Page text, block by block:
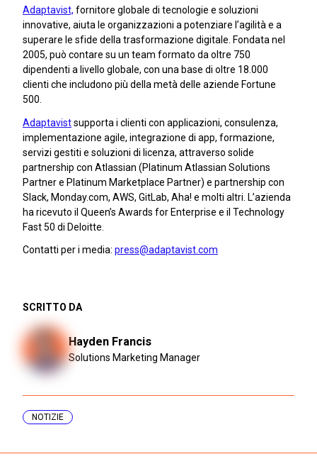
Adaptavist, fornitore globale di tecnologie e soluzioni
innovative, aiuta le organizzazioni a potenziare l’agilità e a
superare le sfide della trasformazione digitale. Fondata nel
2005, può contare su un team formato da oltre 750
dipendenti a livello globale, con una base di oltre 18.000
clienti che includono più della metà delle aziende Fortune
500.
Adaptavistsupporta i clienti con applicazioni, consulenza,
implementazione agile, integrazione di app, formazione,
servizi gestiti e soluzioni di licenza, attraverso solide
partnership con Atlassian (Platinum Atlassian Solutions
Partner e Platinum Marketplace Partner) e partnership con
Slack, Monday.com, AWS, GitLab, Aha! e molti altri. L’azienda
ha ricevuto il Queen’s Awards for Enterprise e il Technology
Fast 50 di Deloitte.
Contatti per i media: press@adaptavist.com
SCRITTO DA
Hayden Francis
Solutions Marketing Manager
NOTIZIE